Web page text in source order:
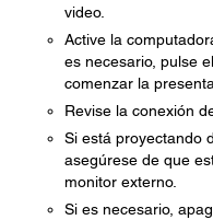
video.
Active la
es necesario, pulse
comenzar la
Revise la conexión
Si está proyectando
asegúrese de que
monitor externo.
Si es necesario,